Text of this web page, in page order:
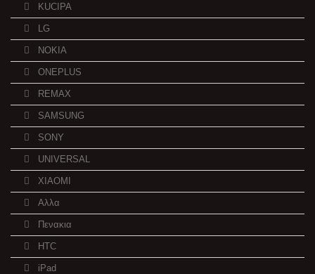
KUCIPA
LG
NOKIA
ONEPLUS
REMAX
SAMSUNG
SONY
UNIVERSAL
XIAOMI
Αλλα
Πενακια
HTC
iPad